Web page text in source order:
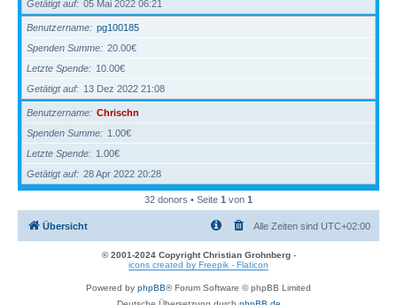
Getätigt auf
05 Mai 2022 06:21
Benutzername
pg100185
Spenden Summe
20.00€
Letzte Spende
10.00€
Getätigt auf
13 Dez 2022 21:08
Benutzername
Chrischn
Spenden Summe
1.00€
Letzte Spende
1.00€
Getätigt auf
28 Apr 2022 20:28
32 donors • Seite 1 von 1
Übersicht Alle Zeiten sind UTC+02:00
© 2001-2024 Copyright Christian Grohnberg-
icons created by Freepik - Flaticon
Powered by phpBB® Forum Software © phpBB Limited